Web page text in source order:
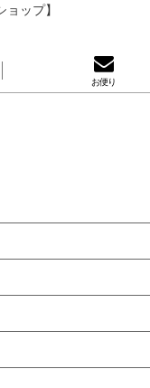
ップ】
お便り